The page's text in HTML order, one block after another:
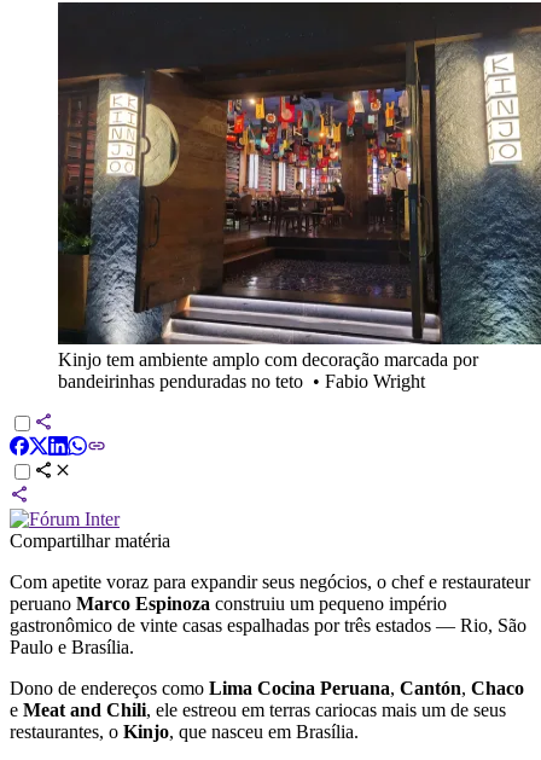
Kinjo tem ambiente amplo com decoração marcada por
bandeirinhas penduradas no teto • Fabio Wright
Compartilhar matéria
Com apetite voraz para expandir seus negócios, o chef e restaurateur
peruano Marco Espinoza construiu um pequeno império
gastronômico de vinte casas espalhadas por três estados — Rio, São
Paulo e Brasília.
Dono de endereços como Lima Cocina Peruana, Cantón, Chaco
e Meat and Chili, ele estreou em terras cariocas mais um de seus
restaurantes, o Kinjo, que nasceu em Brasília.